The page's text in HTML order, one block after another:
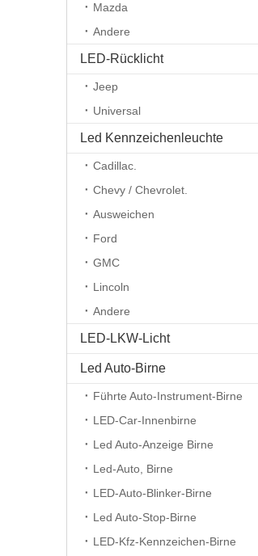
Mazda
Andere
LED-Rücklicht
Jeep
Universal
Led Kennzeichenleuchte
Cadillac.
Chevy / Chevrolet.
Ausweichen
Ford
GMC
Lincoln
Andere
LED-LKW-Licht
Led Auto-Birne
Führte Auto-Instrument-Birne
LED-Car-Innenbirne
Led Auto-Anzeige Birne
Led-Auto, Birne
LED-Auto-Blinker-Birne
Led Auto-Stop-Birne
LED-Kfz-Kennzeichen-Birne